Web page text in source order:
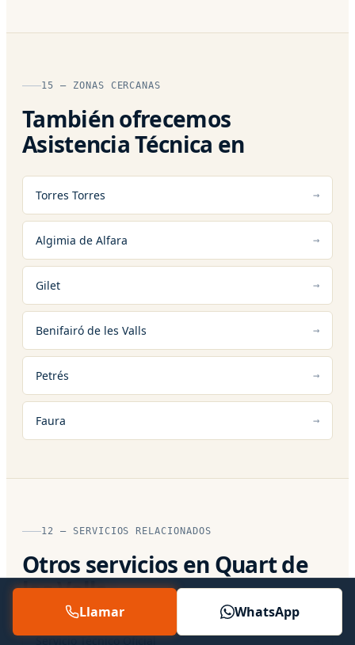
15 — ZONAS CERCANAS
También ofrecemos
Asistencia Técnica en
Torres Torres
Algimia de Alfara
Gilet
Benifairó de les Valls
Petrés
Faura
12 — SERVICIOS RELACIONADOS
Otros servicios en Quart de
les Valls
Servicio Técnico Oficial
Llamar WhatsApp